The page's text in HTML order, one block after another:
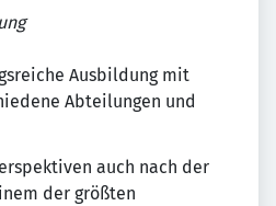
Ausbildung mit
Abteilungen und
auch nach der
der größten